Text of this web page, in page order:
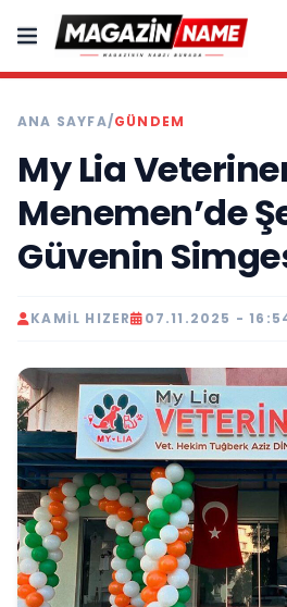
ANA SAYFA/GÜNDEM
My Lia
Menemen’de
Güvenin
KAMIL HIZER 07.11.2025 -